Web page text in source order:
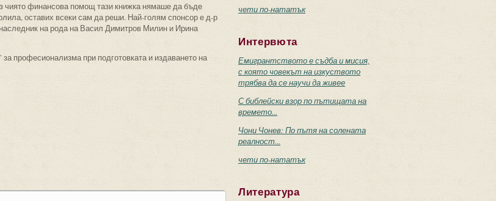
чиято финансова помощ тази книжка нямаше да бъде
оставих всеки сам да реши. Най-голям спонсор е д-р
на рода на Васил Димитров Милин и Ирина
професионализма при подготовката и издаването на
чети по-нататък
Интервюта
Емигрантството е съдба и мисия,
с която човекът на изкуството
трябва да се научи да живее
С библейски взор по пътищата на
времето...
Чони Чонев: По пътя на солената
реалност...
чети по-нататък
Литература